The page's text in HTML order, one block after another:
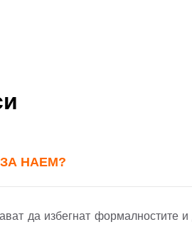
НАЕМ?
да избегнат формалностите